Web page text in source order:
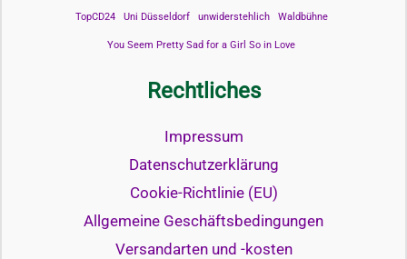
TopCD24 Uni Düsseldorf unwiderstehlich Waldbühne
You Seem Pretty Sad for a Girl So in Love
Rechtliches
Impressum
Datenschutzerklärung
Cookie-Richtlinie (EU)
Allgemeine Geschäftsbedingungen
Versandarten und -kosten